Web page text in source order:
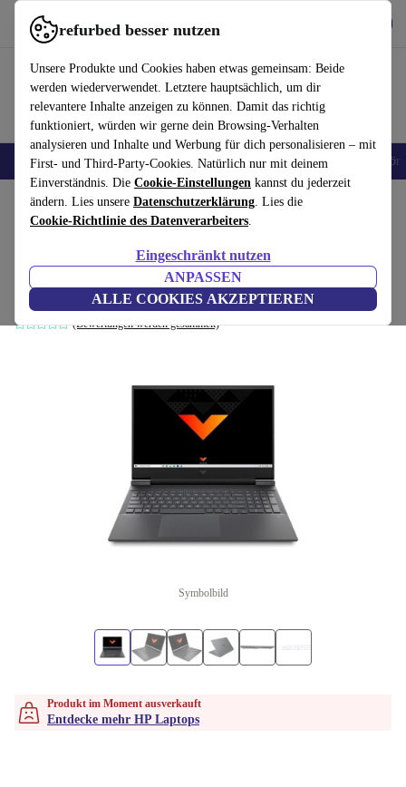
refurbed besser nutzen
Unsere Produkte und Cookies haben etwas gemeinsam: Beide
werden wiederverwendet. Letztere hauptsächlich, um dir
relevantere Inhalte anzeigen zu können. Damit das richtig
funktioniert, würden wir gerne dein Browsing-Verhalten
analysieren und Inhalte und Werbung für dich personalisieren – mit
First- und Third-Party-Cookies. Natürlich nur mit deinem
Einverständnis. Die Cookie-Einstellungen kannst du jederzeit
ändern. Lies unsere Datenschutzerklärung. Lies die
Cookie-Richtlinie des Datenverarbeiters.
Eingeschränkt nutzen
ANPASSEN
ALLE COOKIES AKZEPTIEREN
refurbed schnell und einfach nutzen
🎒 Back to school Handys Laptops Tablets Smartwatches Zubehör
Home Produkte Laptops HP Laptops
HP Victus 16-e0096ur | Ryzen 7 5800H |
16.1-Zoll
16 GB | 512 GB SSD | Win 11 Home | DE
(Bewertungen werden gesammelt)
Symbolbild
Produkt im Moment ausverkauft
Entdecke mehr HP Laptops